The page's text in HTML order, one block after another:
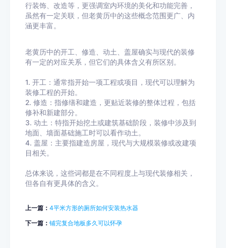
行装饰、改造等，更强调室内环境的美化和功能完善，
虽然有一定关联，但老黄历中的这些概念范围更广、内
涵更丰富。
老黄历中的开工、修造、动土、盖屋确实与现代的装修
有一定的对应关系，但它们的具体含义有所区别。
1. 开工：通常指开始一项工程或项目，现代可以理解为
装修工程的开始。
2. 修造：指修缮和建造，更贴近装修的整体过程，包括
修补和新建部分。
3. 动土：特指开始挖土或建筑基础阶段，装修中涉及到
地面、墙面基础施工时可以看作动土。
4. 盖屋：主要指建造房屋，现代与大规模装修或改建项
目相关。
总体来说，这些词都是在不同程度上与现代装修相关，
但各自有更具体的含义。
上一篇： 4平米方形的厕所如何安装热水器
下一篇： 铺完复合地板多久可以怀孕